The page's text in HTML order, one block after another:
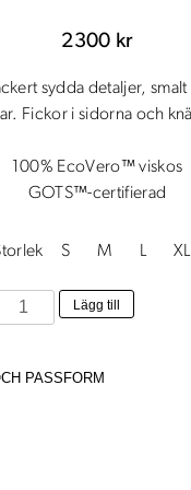
2300 kr
sydda detaljer,
Fickor i sidorna och
100% EcoVero™ viskos
GOTS™-certifierad
S M L XL
Lägg till
PASSFORM